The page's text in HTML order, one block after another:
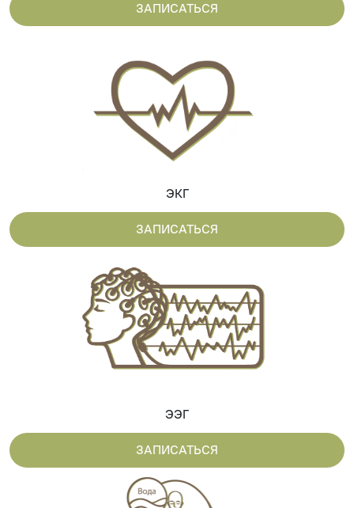
ЗАПИСАТЬСЯ
ЭКГ
ЗАПИСАТЬСЯ
ЭЭГ
ЗАПИСАТЬСЯ